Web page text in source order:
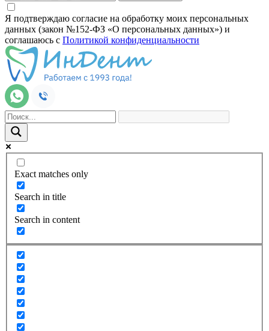
Я подтверждаю согласие на обработку моих персональных
данных (закон №152-ФЗ «О персональных данных») и
соглашаюсь с Политикой конфиденциальности
Exact matches only
Search in title
Search in content